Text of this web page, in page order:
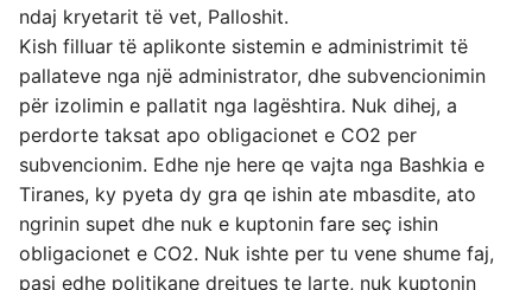
ndaj kryetarit të vet, Palloshit.
Kish filluar të aplikonte sistemin e administrimit të
pallateve nga një administrator, dhe subvencionimin
për izolimin e pallatit nga lagështira. Nuk dihej, a
perdorte taksat apo obligacionet e CO2 per
subvencionim. Edhe nje here qe vajta nga Bashkia e
Tiranes, ky pyeta dy gra qe ishin ate mbasdite, ato
ngrinin supet dhe nuk e kuptonin fare seç ishin
obligacionet e CO2. Nuk ishte per tu vene shume faj,
pasi edhe politikane drejtues te larte, nuk kuptonin